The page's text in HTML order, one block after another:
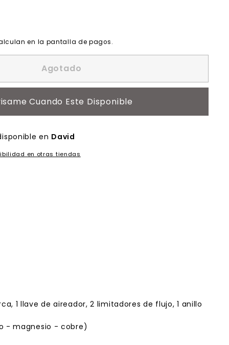
en la pantalla de pagos.
Agotado
Cuando Este Disponible
en David
en otras tiendas
1 llave de aireador, 2 limitadores de flujo, 1 anillo
- magnesio - cobre)